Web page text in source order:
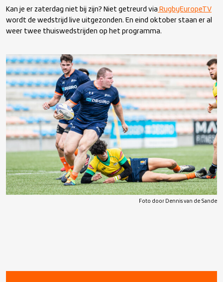
Kan je er zaterdag niet bij zijn? Niet getreurd via RugbyEuropeTV
wordt de wedstrijd live uitgezonden. En eind oktober staan er al
weer twee thuiswedstrijden op het programma.
Foto door Dennis van de Sande